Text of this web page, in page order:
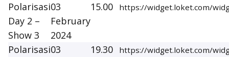
Polarisasi
Day 2 –
Show 3
03
February
2024
15.00 https://widget.loket.com/
Polarisasi03
19.30 https://widget.loket.com/